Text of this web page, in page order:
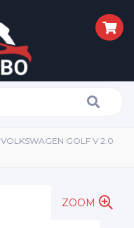
VOLKSWAGEN GOLF V 2.0
ZOOM